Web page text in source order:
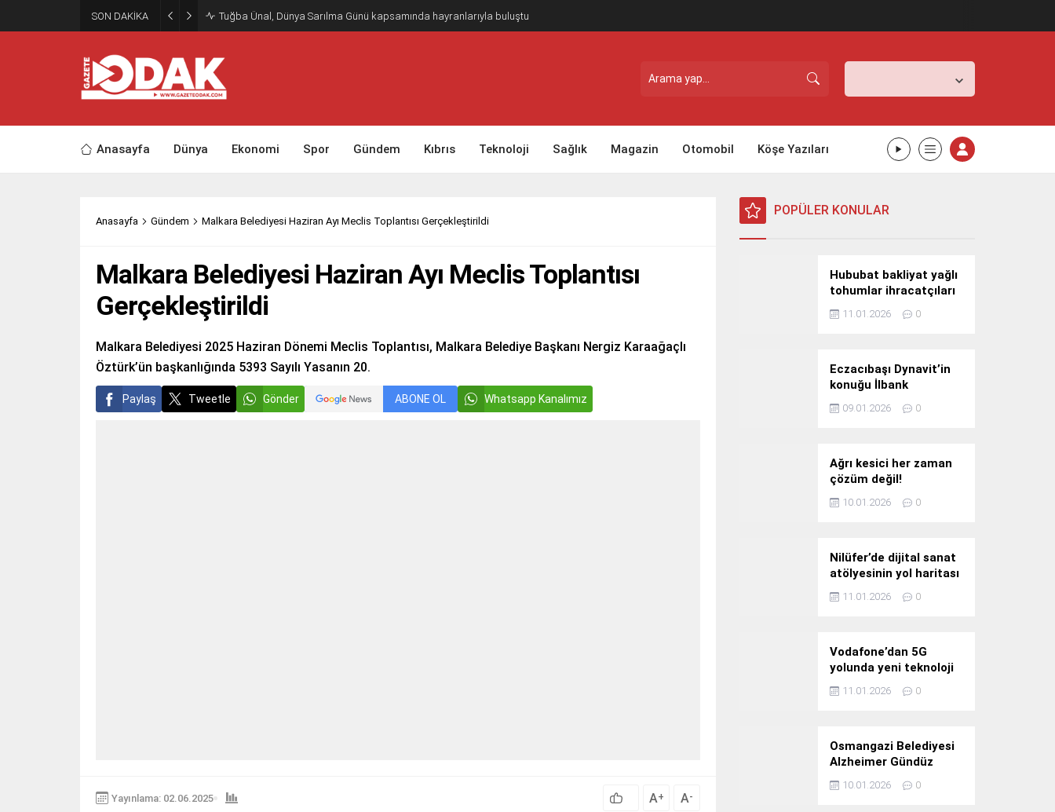
SON DAKİKA Tuğba Ünal, Dünya Sarılma Günü kapsamında hayranlarıyla buluştu
Anasayfa Dünya Ekonomi Spor Gündem Kıbrıs Teknoloji Sağlık Magazin Otomobil Köşe Yazıları
Anasayfa Gündem Malkara Belediyesi Haziran Ayı Meclis Toplantısı Gerçekleştirildi
Malkara Belediyesi Haziran Ayı Meclis Toplantısı
Gerçekleştirildi
Malkara Belediyesi 2025 Haziran Dönemi Meclis Toplantısı, Malkara Belediye Başkanı Nergiz Karaağaçlı
Öztürk’ün başkanlığında 5393 Sayılı Yasanın 20.
Paylaş Tweetle Gönder ABONE OL Whatsapp Kanalımız
Yayınlama: 02.06.2025 A+ A-
POPÜLER KONULAR
Hububat bakliyat yağlı
tohumlar ihracatçıları
Güney Kore yolcusu
11.01.2026 0
Eczacıbaşı Dynavit’in
konuğu İlbank
09.01.2026 0
Ağrı kesici her zaman
çözüm değil!
10.01.2026 0
Nilüfer’de dijital sanat
atölyesinin yol haritası
konuşuldu
11.01.2026 0
Vodafone’dan 5G
yolunda yeni teknoloji
yatırımı
11.01.2026 0
Osmangazi Belediyesi
Alzheimer Gündüz
Bakım Evi 3. Yılını
Kutladı
10.01.2026 0